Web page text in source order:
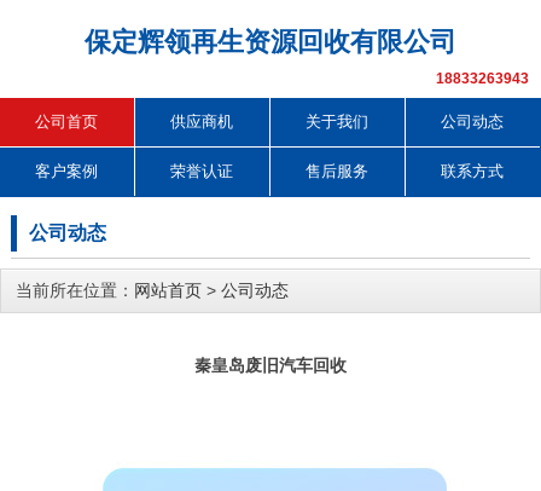
保定辉领再生资源回收有限公司
18833263943
公司首页 供应商机 关于我们 公司动态
客户案例 荣誉认证 售后服务 联系方式
公司动态
当前所在位置： 网站首页 > 公司动态
秦皇岛废旧汽车回收